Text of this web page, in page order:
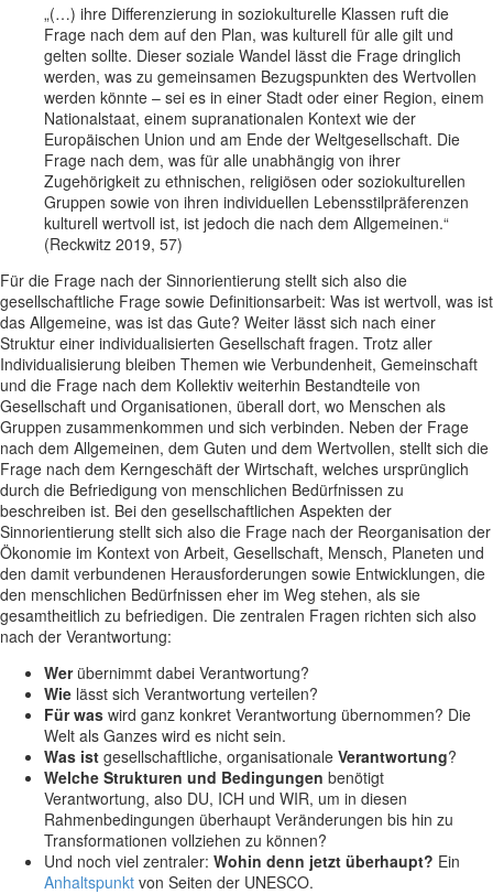
„(…) ihre Differenzierung in soziokulturelle Klassen ruft die
Frage nach dem auf den Plan, was kulturell für alle gilt und
gelten sollte. Dieser soziale Wandel lässt die Frage dringlich
werden, was zu gemeinsamen Bezugspunkten des Wertvollen
werden könnte – sei es in einer Stadt oder einer Region, einem
Nationalstaat, einem supranationalen Kontext wie der
Europäischen Union und am Ende der Weltgesellschaft. Die
Frage nach dem, was für alle unabhängig von ihrer
Zugehörigkeit zu ethnischen, religiösen oder soziokulturellen
Gruppen sowie von ihren individuellen Lebensstilpräferenzen
kulturell wertvoll ist, ist jedoch die nach dem Allgemeinen.“
(Reckwitz 2019, 57)
Für die Frage nach der Sinnorientierung stellt sich also die
gesellschaftliche Frage sowie Definitionsarbeit: Was ist wertvoll, was ist
das Allgemeine, was ist das Gute? Weiter lässt sich nach einer
Struktur einer individualisierten Gesellschaft fragen. Trotz aller
Individualisierung bleiben Themen wie Verbundenheit, Gemeinschaft
und die Frage nach dem Kollektiv weiterhin Bestandteile von
Gesellschaft und Organisationen, überall dort, wo Menschen als
Gruppen zusammenkommen und sich verbinden. Neben der Frage
nach dem Allgemeinen, dem Guten und dem Wertvollen, stellt sich die
Frage nach dem Kerngeschäft der Wirtschaft, welches ursprünglich
durch die Befriedigung von menschlichen Bedürfnissen zu
beschreiben ist. Bei den gesellschaftlichen Aspekten der
Sinnorientierung stellt sich also die Frage nach der Reorganisation der
Ökonomie im Kontext von Arbeit, Gesellschaft, Mensch, Planeten und
den damit verbundenen Herausforderungen sowie Entwicklungen, die
den menschlichen Bedürfnissen eher im Weg stehen, als sie
gesamtheitlich zu befriedigen. Die zentralen Fragen richten sich also
nach der Verantwortung:
Werübernimmt dabei Verantwortung?
Wie lässt sich Verantwortung verteilen?
Für was wird ganz konkret Verantwortung übernommen? Die
Welt als Ganzes wird es nicht sein.
Was ist gesellschaftliche, organisationale Verantwortung?
Welche Strukturen und Bedingungen benötigt
Verantwortung, also DU, ICH und WIR, um in diesen
Rahmenbedingungen überhaupt Veränderungen bis hin zu
Transformationen vollziehen zu können?
Und noch viel zentraler: Wohin denn jetzt überhaupt? Ein
Anhaltspunkt von Seiten der UNESCO.